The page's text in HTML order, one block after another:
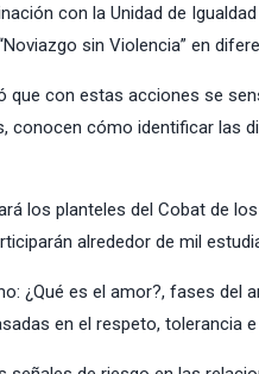
con la Unidad de
sin Violencia” en
que con estas acciones se
conocen cómo identificar las
los planteles del Cobat de
alrededor de mil
¿Qué es el amor?, fases del
en el respeto, tolerancia e